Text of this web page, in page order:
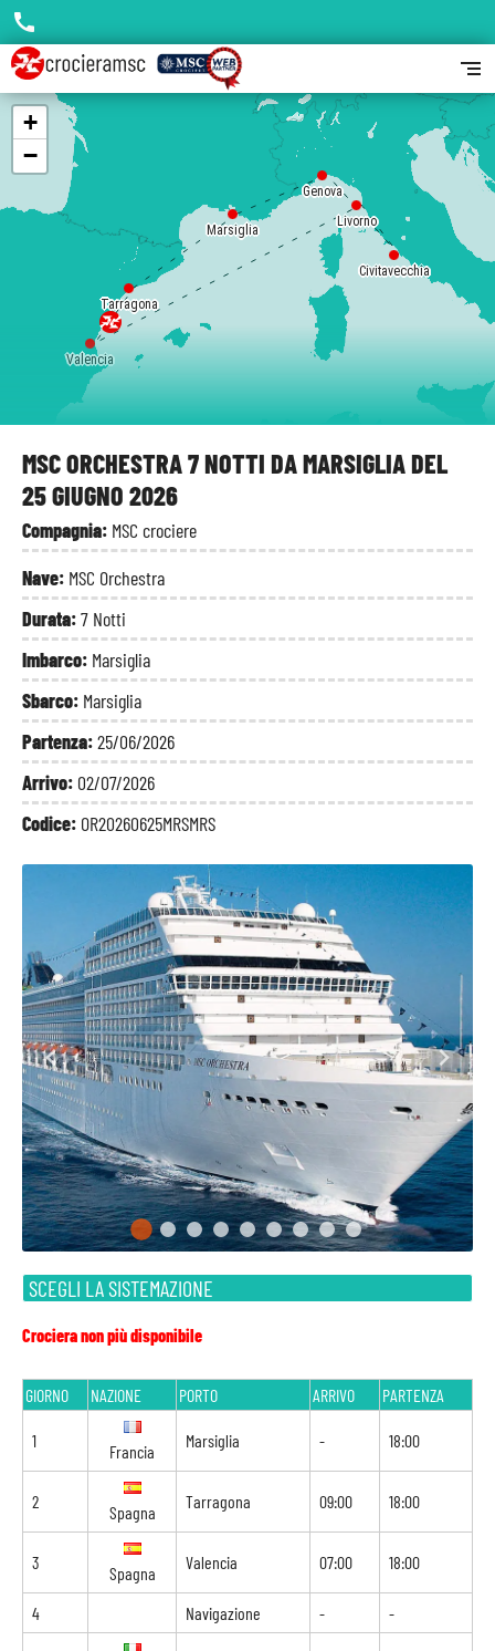
MSC ORCHESTRA 7 NOTTI DA MARSIGLIA DEL
25 GIUGNO 2026
Compagnia: MSC crociere
Nave: MSC Orchestra
Durata:7 Notti
Imbarco: Marsiglia
Sbarco: Marsiglia
Partenza:25/06/2026
Arrivo: 02/07/2026
Codice: OR20260625MRSMRS
SCEGLI LA SISTEMAZIONE
Crociera non più disponibile
GIORNO NAZIONE PORTO ARRIVO PARTENZA
1
Francia
Marsiglia - 18:00
2
Spagna
Tarragona 09:00 18:00
3
Spagna
Valencia 07:00 18:00
4 Navigazione - -
Marsiglia
Tarragona
Valencia
Livorno
Civitavecchia
Genova
+
−
call
segment